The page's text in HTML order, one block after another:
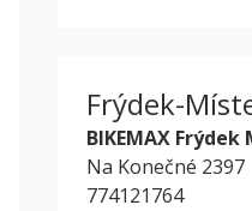
Frýdek-
BIKEMAX
Na Konečné 2397
774121764